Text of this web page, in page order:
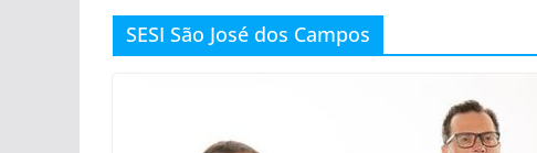
SESI São José dos Campos